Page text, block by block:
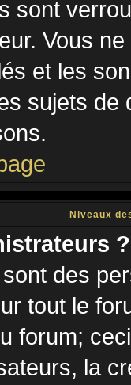
sont
Vous
et les
sujets
Niveaux
?
des
tout le
forum;
la